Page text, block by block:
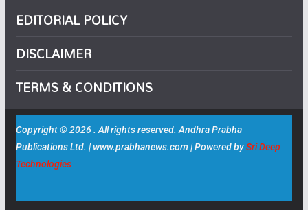
EDITORIAL POLICY
DISCLAIMER
TERMS & CONDITIONS
Copyright © 2026 . All rights reserved. Andhra Prabha
Publications Ltd. | www.prabhanews.com | Powered bySri Deep
Technologies